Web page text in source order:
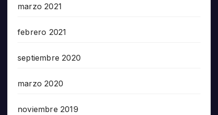
marzo 2021
febrero 2021
septiembre 2020
marzo 2020
noviembre 2019